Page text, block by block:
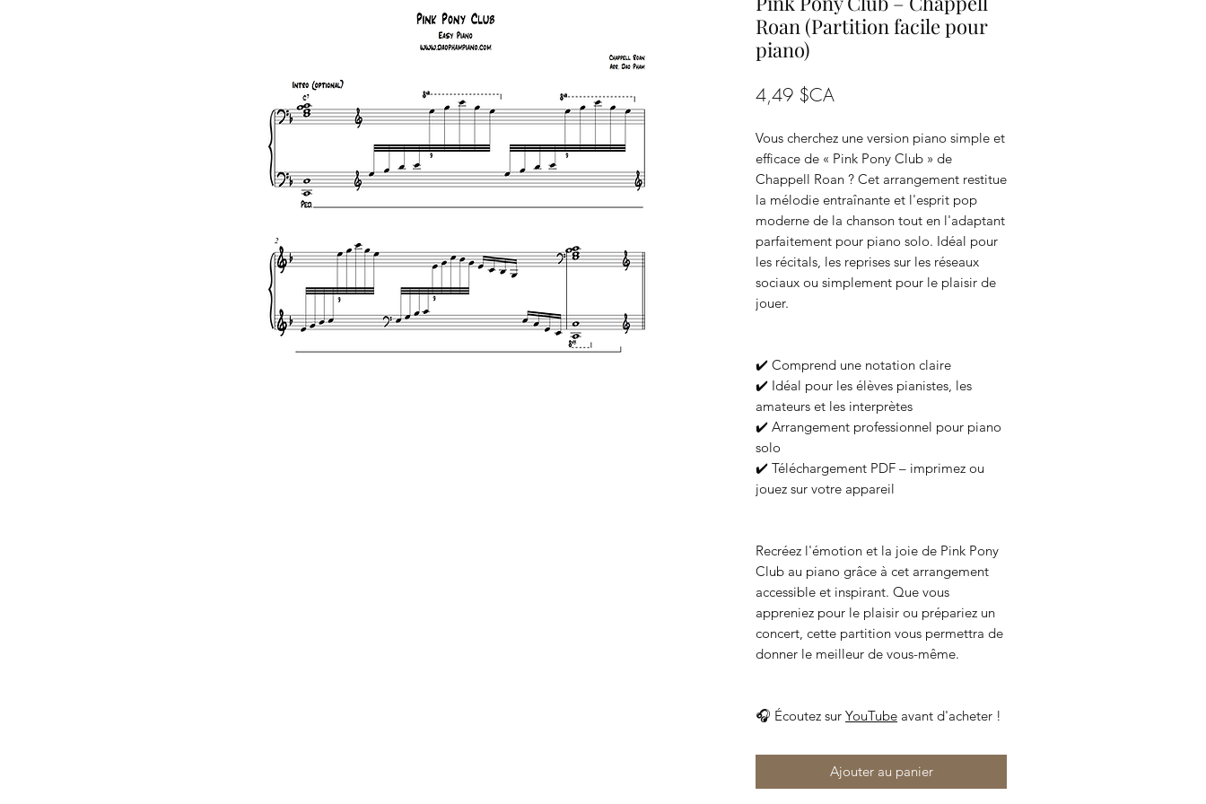
Roan (Partition facile pour
piano)
4,49 $CAPrix
Vous cherchez une version piano simple et
efficace de « Pink Pony Club » de
Chappell Roan ? Cet arrangement restitue
la mélodie entraînante et l'esprit pop
moderne de la chanson tout en l'adaptant
parfaitement pour piano solo. Idéal pour
les récitals, les reprises sur les réseaux
sociaux ou simplement pour le plaisir de
jouer.
✔️ Comprend une notation claire
✔️ Idéal pour les élèves pianistes, les
amateurs et les interprètes
✔️ Arrangement professionnel pour piano
solo
✔️ Téléchargement PDF – imprimez ou
jouez sur votre appareil
Recréez l'émotion et la joie de Pink Pony
Club au piano grâce à cet arrangement
accessible et inspirant. Que vous
appreniez pour le plaisir ou prépariez un
concert, cette partition vous permettra de
donner le meilleur de vous-même.
🎧 Écoutez sur YouTube avant d'acheter !
Ajouter au panier